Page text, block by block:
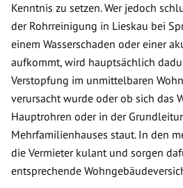
Kenntnis zu setzen. Wer jedoch
der Rohrreinigung in Lieskau bei
einem Wasserschaden oder einer
aufkommt, wird hauptsächlich
Verstopfung im unmittelbaren
verursacht wurde oder ob sich das
Hauptrohren oder in der
Mehrfamilienhauses staut. In den
die Vermieter kulant und sorgen
entsprechende